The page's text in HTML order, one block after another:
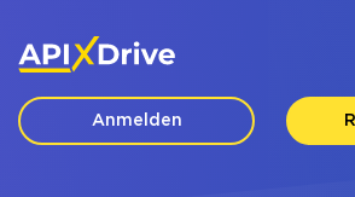
Anmelden